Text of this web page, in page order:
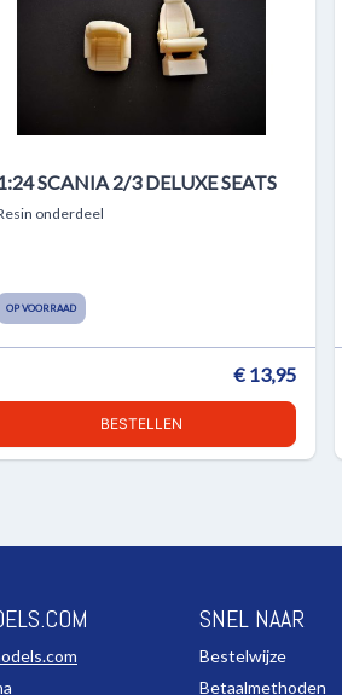
SCANIA 2/3 DELUXE SEATS
onderdeel
OP VOORRAAD
€ 13,95
BESTELLEN
SNEL NAAR
Bestelwijze
Betaalmethoden